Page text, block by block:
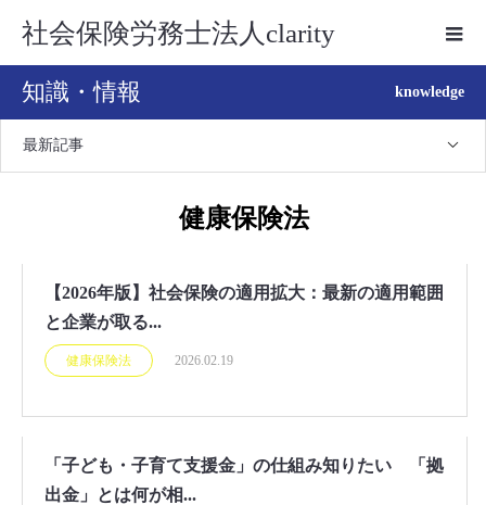
社会保険労務士法人clarity
知識・情報 knowledge
最新記事
健康保険法
【2026年版】社会保険の適用拡大：最新の適用範囲
と企業が取る...
健康保険法 2026.02.19
「子ども・子育て支援金」の仕組み知りたい 「拠
出金」とは何が相...